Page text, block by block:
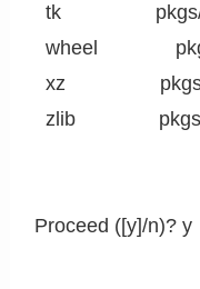
tk
wheel
xz
zlib
Proceed ([y]/n)? y